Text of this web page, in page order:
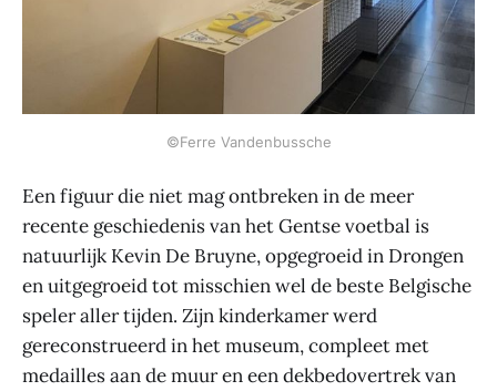
©Ferre Vandenbussche
Een figuur die niet mag ontbreken in de meer
recente geschiedenis van het Gentse voetbal is
natuurlijk Kevin De Bruyne, opgegroeid in Drongen
en uitgegroeid tot misschien wel de beste Belgische
speler aller tijden. Zijn kinderkamer werd
gereconstrueerd in het museum, compleet met
medailles aan de muur en een dekbedovertrek van